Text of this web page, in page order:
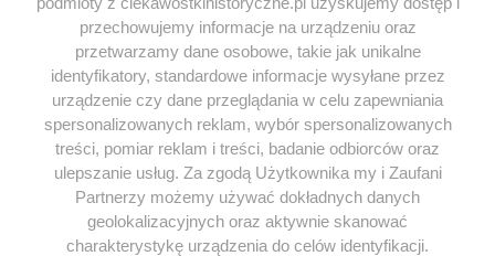
the French Revolution, „Groniek: Gronings historisch
tijdschrift” 2013, nr 197, s. 405-417.
Wilson K.M., An Encyclopedia of Continental Women
Writers, Garland Pub., New York 1991;
Wysłobocki T., Obywatelki. Kobiety w przestrzeni
publicznej we Francji przełomu wieków XVIII i XIX,
wyd. Universitas, Kraków 2014;
Stomma L., Dominik T., , Kobiet czar…,
Wydawnictwo Książkowe Twój Styl, Warszawa
przechowujemy informacje na urządzeniu oraz
przetwarzamy dane osobowe, takie jak unikalne
identyfikatory, standardowe informacje wysyłane przez
urządzenie czy dane przeglądania w celu zapewniania
spersonalizowanych reklam, wybór spersonalizowanych
treści, pomiar reklam i treści, badanie odbiorców oraz
ulepszanie usług. Za zgodą Użytkownika my i Zaufani
Partnerzy możemy używać dokładnych danych
geolokalizacyjnych oraz aktywnie skanować
charakterystykę urządzenia do celów identyfikacji.